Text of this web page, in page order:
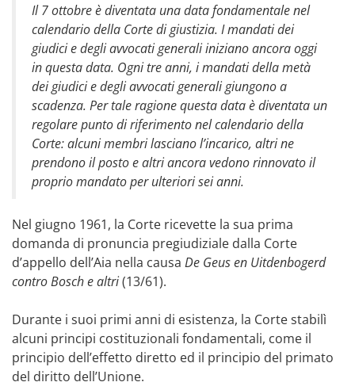
Il 7 ottobre è diventata una data fondamentale nel
calendario della Corte di giustizia. I mandati dei
giudici e degli avvocati generali iniziano ancora oggi
in questa data. Ogni tre anni, i mandati della metà
dei giudici e degli avvocati generali giungono a
scadenza. Per tale ragione questa data è diventata un
regolare punto di riferimento nel calendario della
Corte: alcuni membri lasciano l’incarico, altri ne
prendono il posto e altri ancora vedono rinnovato il
proprio mandato per ulteriori sei anni.
Nel giugno 1961, la Corte ricevette la sua prima
domanda di pronuncia pregiudiziale dalla Corte
d’appello dell’Aia nella causa De Geus en Uitdenbogerd
contro Bosch e altri(13/61).
Durante i suoi primi anni di esistenza, la Corte stabilì
alcuni principi costituzionali fondamentali, come il
principio dell’effetto diretto ed il principio del primato
del diritto dell’Unione.